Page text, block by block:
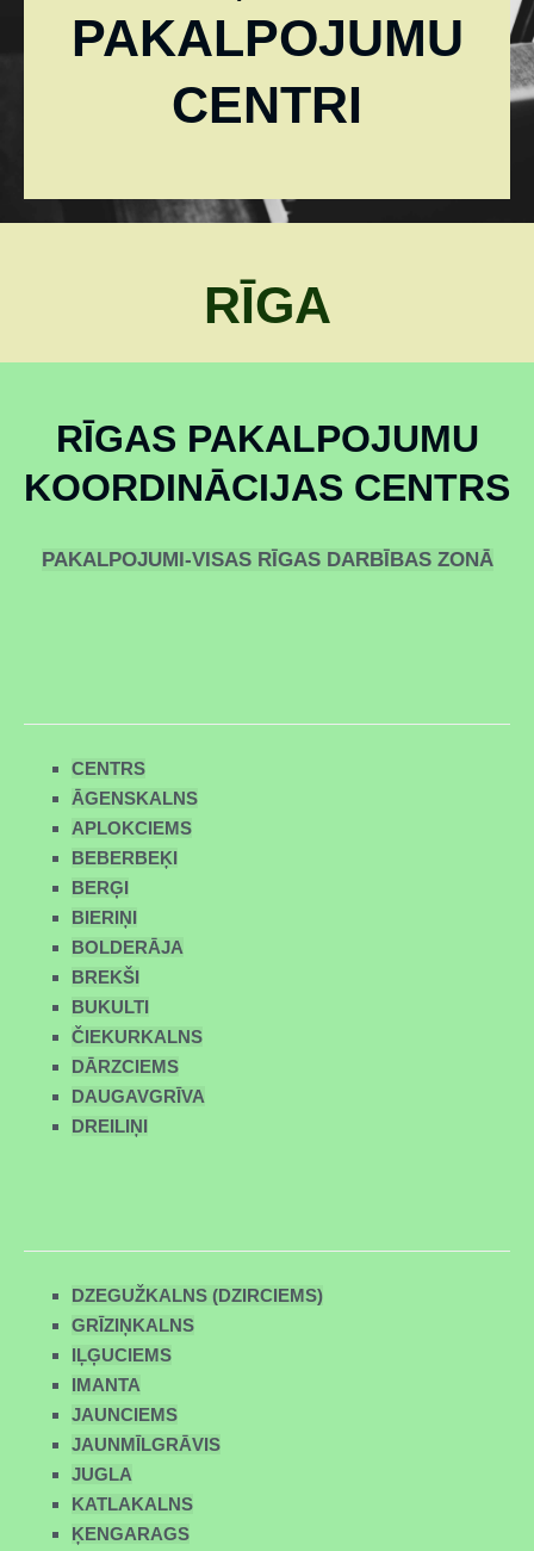
PAKALPOJUMU
CENTRI
RĪGA
RĪGAS PAKALPOJUMU
KOORDINĀCIJAS CENTRS
PAKALPOJUMI-VISAS RĪGAS DARBĪBAS ZONĀ
CENTRS
ĀGENSKALNS
APLOKCIEMS
BEBERBEĶI
BERĢI
BIERIŅI
BOLDERĀJA
BREKŠI
BUKULTI
ČIEKURKALNS
DĀRZCIEMS
DAUGAVGRĪVA
DREILIŅI
DZEGUŽKALNS (DZIRCIEMS)
GRĪZIŅKALNS
IĻĢUCIEMS
IMANTA
JAUNCIEMS
JAUNMĪLGRĀVIS
JUGLA
KATLAKALNS
ĶENGARAGS